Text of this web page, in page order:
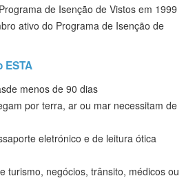
de Isenção de Vistos em 1999
ativo do Programa de Isenção de
ESTA
de menos de 90 dias
por terra, ar ou mar necessitam de
eletrónico e de leitura ótica
turismo, negócios, trânsito, médicos ou